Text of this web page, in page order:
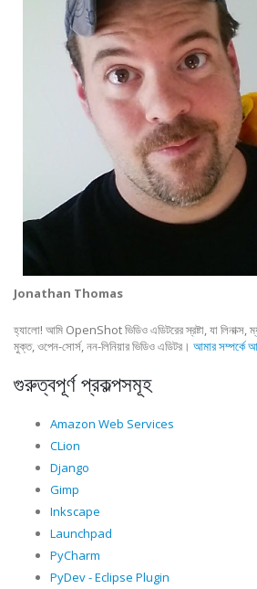
Jonathan Thomas
হ্যালো! আমি OpenShot ভিডিও এডিটরের স্রষ্টা, যা লিনাক্স,
মুক্ত, ওপেন-সোর্স, নন-লিনিয়ার ভিডিও এডিটর। আমার সম্পর্কে
গুরুত্বপূর্ণ প্রকল্পসমূহ
Amazon Web Services
CLion
Django
Gimp
Inkscape
Launchpad
PyCharm
PyDev - Eclipse Plugin